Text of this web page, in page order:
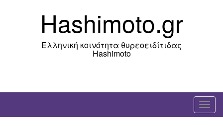
Hashimoto.gr
Ελληνική κοινότητα θυρεοειδίτιδας
Hashimoto
T
o